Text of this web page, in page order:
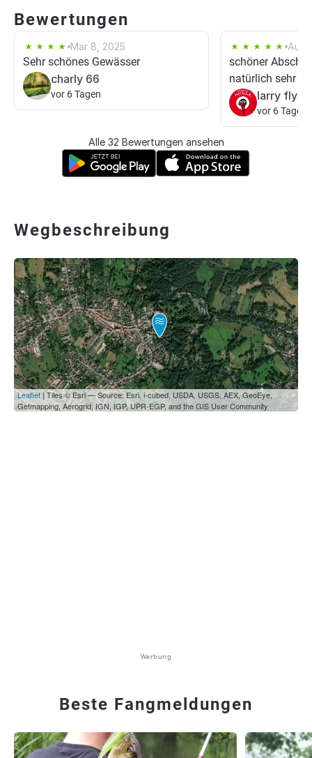
Bewertungen
Mar 8, 2025
Sehr schönes Gewässer
charly 66
vor 6 Tagen
Aug
schöner
natürlich sehr
larry flynt
vor 6 Tagen
Alle 32 Bewertungen ansehen
Wegbeschreibung
Leaflet| Tiles © Esri — Source: Esri, i-cubed, USDA, USGS, AEX, GeoEye,
Getmapping, Aerogrid, IGN, IGP, UPR-EGP, and the GIS User Community
Werbung
Beste Fangmeldungen